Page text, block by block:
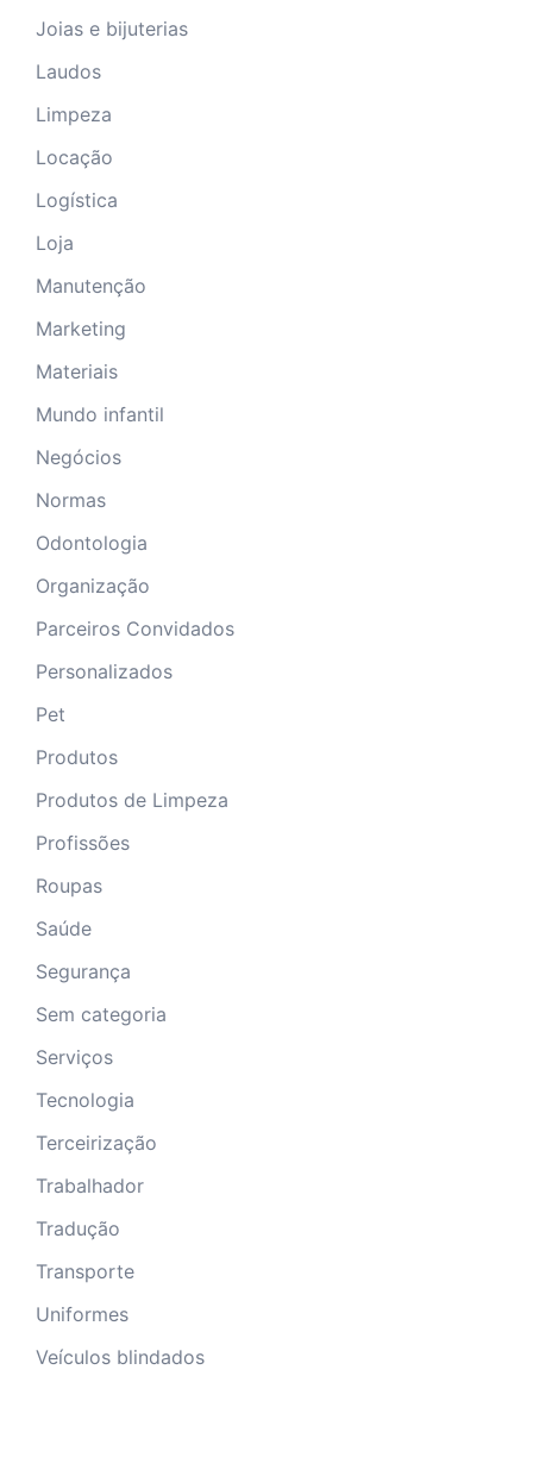
Joias e bijuterias
Laudos
Limpeza
Locação
Logística
Loja
Manutenção
Marketing
Materiais
Mundo infantil
Negócios
Normas
Odontologia
Organização
Parceiros Convidados
Personalizados
Pet
Produtos
Produtos de Limpeza
Profissões
Roupas
Saúde
Segurança
Sem categoria
Serviços
Tecnologia
Terceirização
Trabalhador
Tradução
Transporte
Uniformes
Veículos blindados